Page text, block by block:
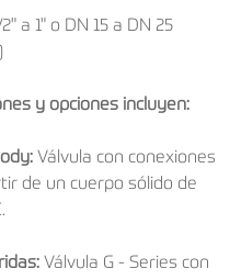
a 1" o DN 15 a DN 25
y opciones incluyen:
Válvula con conexiones
de un cuerpo sólido de
Válvula G - Series con